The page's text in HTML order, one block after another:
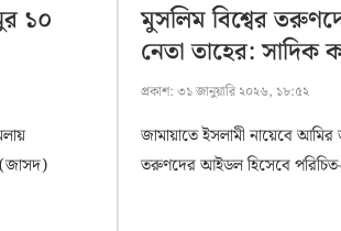
১০
(জাসদ)
মুসলিম বিশ্বের
নেতা তাহের: সাদিক
প্রকাশ: ৩১ জানুয়ারি ২০২৬, ১৮:৫২
জামায়াতে ইসলামী নায়েবে আমির
তরুণদের আইডল হিসেবে